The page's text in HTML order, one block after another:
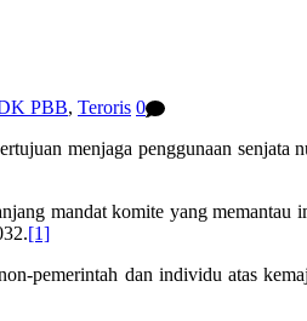
PBB, Teroris 0
menjaga penggunaan
mandat komite yang memantau
[1]
pemerintah dan individu atas